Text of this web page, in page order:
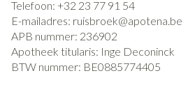
Telefoon: +32 23 77 91 54
E-mailadres: ruisbroek@apotena.be
APB nummer: 236902
Apotheek titularis: Inge Deconinck
BTW nummer: BE0885774405